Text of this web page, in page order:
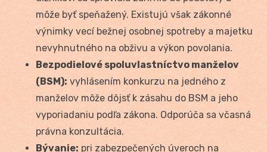
môže byť speňažený. Existujú však zákonné
výnimky vecí bežnej osobnej spotreby a majetku
nevyhnutného na obživu a výkon povolania.
Bezpodielové spoluvlastníctvo manželov
(BSM): vyhlásením konkurzu na jedného z
manželov môže dôjsť k zásahu do BSM a jeho
vyporiadaniu podľa zákona. Odporúča sa včasná
právna konzultácia.
Bývanie: pri zabezpečených úveroch na